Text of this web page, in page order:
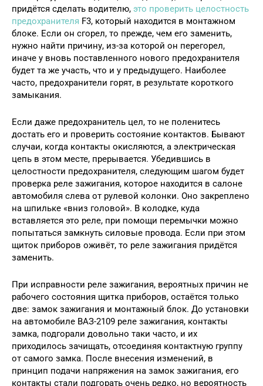
придётся сделать водителю, это проверить целостность
предохранителя F3, который находится в монтажном
блоке. Если он сгорел, то прежде, чем его заменить,
нужно найти причину, из-за которой он перегорел,
иначе у вновь поставленного нового предохранителя
будет та же участь, что и у предыдущего. Наиболее
часто, предохранители горят, в результате короткого
замыкания.
Если даже предохранитель цел, то не поленитесь
достать его и проверить состояние контактов. Бывают
случаи, когда контакты окисляются, а электрическая
цепь в этом месте, прерывается. Убедившись в
целостности предохранителя, следующим шагом будет
проверка реле зажигания, которое находится в салоне
автомобиля слева от рулевой колонки. Оно закреплено
на шпильке «вниз головой». В колодке, куда
вставляется это реле, при помощи перемычки можно
попытаться замкнуть силовые провода. Если при этом
щиток приборов оживёт, то реле зажигания придётся
заменить.
При исправности реле зажигания, вероятных причин не
рабочего состояния щитка приборов, остаётся только
две: замок зажигания и монтажный блок. До установки
на автомобиле ВАЗ-2109 реле зажигания, контакты
замка, подгорали довольно таки часто, и их
приходилось зачищать, отсоединяя контактную группу
от самого замка. После внесения изменений, в
принцип подачи напряжения на замок зажигания, его
контакты стали подгорать очень редко, но вероятность